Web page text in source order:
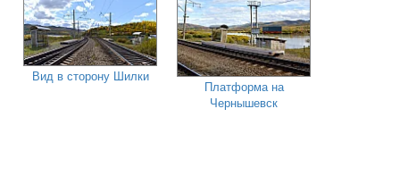
Вид в сторону Шилки
Платформа на
Чернышевск